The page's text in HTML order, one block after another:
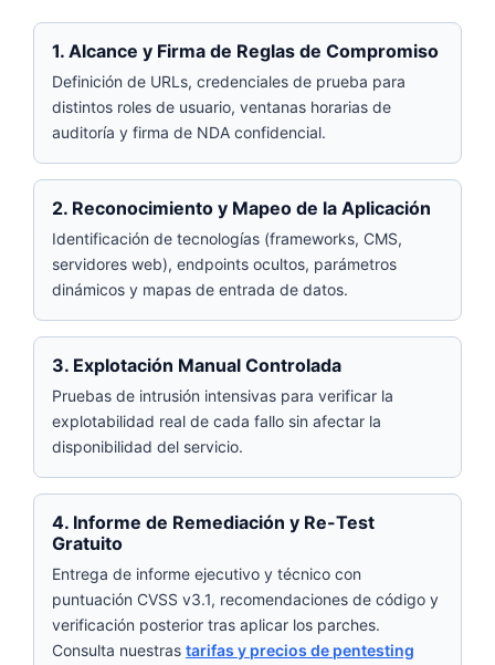
1. Alcance y Firma de Reglas de Compromiso
Definición de URLs, credenciales de prueba para
distintos roles de usuario, ventanas horarias de
auditoría y firma de NDA confidencial.
2. Reconocimiento y Mapeo de la Aplicación
Identificación de tecnologías (frameworks, CMS,
servidores web), endpoints ocultos, parámetros
dinámicos y mapas de entrada de datos.
3. Explotación Manual Controlada
Pruebas de intrusión intensivas para verificar la
explotabilidad real de cada fallo sin afectar la
disponibilidad del servicio.
4. Informe de Remediación y Re-Test
Gratuito
Entrega de informe ejecutivo y técnico con
puntuación CVSS v3.1, recomendaciones de código y
verificación posterior tras aplicar los parches.
Consulta nuestras tarifas y precios de pentesting